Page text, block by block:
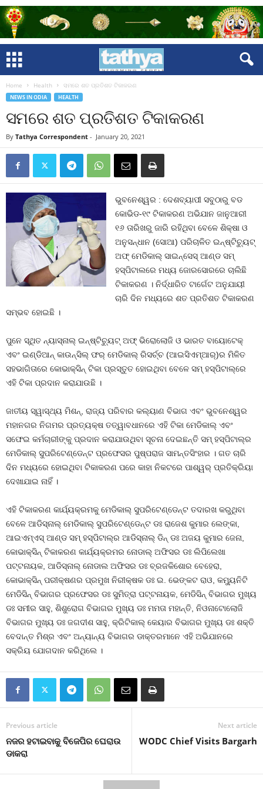
Home Health ସମରେ ଶତ ପ୍ରତିଶତ ଟିକାକରଣ
NEWS IN ODIA HEALTH
ସମରେ ଶତ ପ୍ରତିଶତ ଟିକାକରଣ
By Tathya Correspondent - January 20, 2021
ଭୁବନେଶ୍ୱର : ଦେଶବ୍ୟାପୀ ସବୁଠାରୁ ବଡ
କୋଭିଡ-୧୯ ଟିକାକରଣ ଅଭିଯାନ ଜାନୁଆରୀ
୧୬ ତାରିଖରୁ ଜାରି ରହିଥିବା ବେଳେ ଶିକ୍ଷା ଓ
ଅନୁସନ୍ଧାନ (ସୋଆ) ପରିଚାଳିତ ଇନ୍‌ଷ୍ଟିଚ୍ୟୁଟ୍
ଅଫ୍ ମେଡିକାଲ୍ ସାଇନ୍‌ସେସ୍ ଆଣ୍ଡ ସମ୍
ହସ୍ପିଟାଲରେ ମଧ୍ୟ ଜୋରସୋରରେ ଚାଲିଛି
ଟିକାକରଣ । ନିର୍ଦ୍ଧାରିତ ଟାର୍ଗେଟ ଅନୁଯାୟୀ
ଚାରି ଦିନ ମଧ୍ୟରେ ଶତ ପ୍ରତିଶତ ଟିକାକରଣ
ସମ୍ଭବ ହୋଇଛି ।
ପୁନେ ସ୍ଥିତ ନ୍ୟାସ୍‌ନାଲ୍ ଇନ୍‌ଷ୍ଟିଚ୍ୟୁଟ୍ ଅଫ୍ ଭିରୋଲୋଜି ଓ ଭାରତ ବାୟୋଟେକ୍
ଏବଂ ଇଣ୍ଡିଆନ୍ କାଉନ୍‌ସିଲ୍ ଫର୍ ମେଡିକାଲ୍ ରିସର୍ଚ୍ଚ (ଆଇସିଏମ୍‌ଆର୍‌)ର ମିଳିତ
ସହଭାଗିତାରେ କୋଭାକ୍ସିନ୍ ଟିକା ପ୍ରସ୍ତୁତ ହୋଇଥିବା ବେଳେ ସମ୍ ହସ୍ପିଟାଲ୍‌ରେ
ଏହି ଟିକା ପ୍ରଦାନ କରାଯାଉଛି ।
ଜାତୀୟ ସ୍ୱାସ୍ଥ୍ୟ ମିଶନ୍‌, ରାଜ୍ୟ ପରିବାର କଲ୍ୟାଣ ବିଭାଗ ଏବଂ ଭୁବନେଶ୍ୱର
ମହାନଗର ନିଗମର ପ୍ରତ୍ୟକ୍ଷ ତତ୍ୱାବଧାନରେ ଏହି ଟିକା ମେଡିକାଲ୍ ଏବଂ
ସଫେଇ କର୍ମଚାରୀଙ୍କୁ ପ୍ରଦାନ କରାଯାଉଥିବା ସୂଚନା ଦେଇଛନ୍ତି ସମ୍ ହସ୍ପିଟାଲ୍‌ର
ମେଡିକାଲ୍ ସୁପରିଟେଣ୍ଡେନ୍‌ଟ ପ୍ରଫେସର ପୁଷ୍ପରାଜ ସାମନ୍ତସିଂହାର । ଗତ ଚାରି
ଦିନ ମଧ୍ୟରେ ହୋଇଥିବା ଟିକାକରଣ ପରେ କାହା ନିକଟରେ ପାଶ୍ୱର୍ ପ୍ରତିକ୍ରିୟା
ଦେଖାଯାଇ ନାହିଁ ।
ଏହି ଟିକାକରଣ କାର୍ଯ୍ୟକ୍ରମକୁ ମେଡିକାଲ୍ ସୁପରିଟେଣ୍ଡେନ୍‌ଟ ତଦାରଖ କରୁଥିବା
ବେଳେ ଆଡିସ୍‌ନାଲ୍ ମେଡିକାଲ୍ ସୁପରିଟେଣ୍ଡେନ୍‌ଟ ଡଃ ରାଜେଶ କୁମାର ଲେଙ୍କା,
ଆଇଏମ୍‌ଏସ୍ ଆଣ୍ଡ ସମ୍ ହସ୍ପିଟାଲ୍‌ର ଆଡିସ୍‌ନାଲ୍ ଡିନ୍ ଡଃ ଅଜୟ କୁମାର ଜେନା,
କୋଭାକ୍ସିନ୍ ଟିକାକରଣ କାର୍ଯ୍ୟକ୍ରମର ନୋଡାଲ୍ ଅଫିସର ଡଃ ଲିପିଲେଖା
ପଟ୍ଟନାୟକ, ଆଡିସ୍‌ନାଲ୍ ନୋଡାଲ ଅଫିସର ଡଃ ବ୍ରଜକିଶୋର ବେହେରା,
କୋଭାକ୍ସିନ୍ ପରୀକ୍ଷଣର ପ୍ରମୁଖ ନିରୀକ୍ଷକ ଡଃ ଇ. ଭେଙ୍କଟ ରାଓ, କମ୍ୟୁନିଟି
ମେଡିସିନ୍ ବିଭାଗର ପ୍ରଫେସର ଡଃ ସୁମିତ୍ରା ପଟ୍ଟନାୟକ, ମେଡିସିନ୍ ବିଭାଗର ମୁଖ୍ୟ
ଡଃ ସମୀର ସାହୁ, ଶିଶୁରୋଗ ବିଭାଗର ମୁଖ୍ୟ ଡଃ ମମତା ମହାନ୍ତି, ନିଓନାଟୋଲୋଜି
ବିଭାଗର ମୁଖ୍ୟ ଡଃ ଜଗଦୀଶ ସାହୁ, କ୍ରିଟିକାଲ୍ କେୟାର ବିଭାଗର ମୁଖ୍ୟ ଡଃ ଶକ୍ତି
ବେଦାନ୍ତ ମିଶ୍ର ଏବଂ ଅନ୍ୟାନ୍ୟ ବିଭାଗର ଡାକ୍ତରମାନେ ଏହି ଅଭିଯାନରେ
ସକ୍ରିୟ ଯୋଗଦାନ କରିଥିଲେ ।
Previous article
ନଜର ହଟାଇବାକୁ ବିଜେପିର ଘେରାଉ
ଡାକରା
Next article
WODC Chief Visits Bargarh